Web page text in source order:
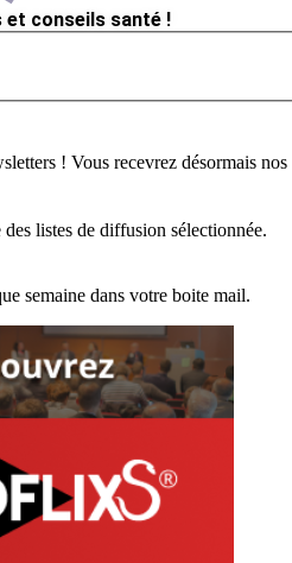
et conseils santé !
! Vous recevrez désormais nos
listes de diffusion sélectionnée.
semaine dans votre boite mail.